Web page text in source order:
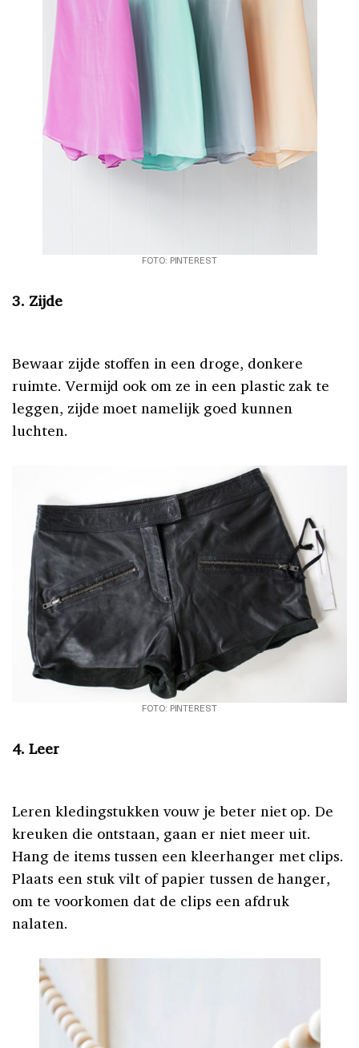
FOTO: PINTEREST
3. Zijde
Bewaar zijde stoffen in een droge, donkere
ruimte. Vermijd ook om ze in een plastic zak te
leggen, zijde moet namelijk goed kunnen
luchten.
FOTO: PINTEREST
4. Leer
Leren kledingstukken vouw je beter niet op. De
kreuken die ontstaan, gaan er niet meer uit.
Hang de items tussen een kleerhanger met clips.
Plaats een stuk vilt of papier tussen de hanger,
om te voorkomen dat de clips een afdruk
nalaten.